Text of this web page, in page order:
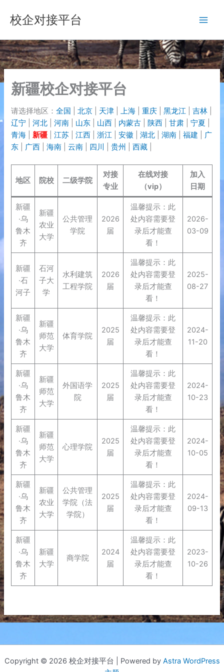
容
校企对接平台
新疆校企对接平台
请选择地区：全国 |北京 天津 |上海 |重庆 |黑龙江 |吉林
辽宁 |河北 |河南 山东 山西 内蒙古 陕西 |甘肃 |宁夏
青海 |新疆 |江苏 |江西 |浙江 |安徽 |湖北 |湖南 |福建
广
东
广西 |海南 |云南 四川 |贵州 |西藏
地区 院校 二级学院
对接
专业
在线对接
（vip）
加入
日期
新疆
·乌
鲁木
齐
新疆
农业
大学
公共管理
学院
2026
届
温馨提示：此
处内容需要登
录后才能查
看！
2026-
03-09
新疆
·石
河子
石河
子大
学
水利建筑
工程学院
2026
届
温馨提示：此
处内容需要登
录后才能查
看！
2025-
08-27
新疆
·乌
鲁木
齐
新疆
师范
大学
体育学院
2025
届
温馨提示：此
处内容需要登
录后才能查
看！
2024-
11-20
新疆
·乌
鲁木
齐
新疆
师范
大学
外国语学
院
2025
届
温馨提示：此
处内容需要登
录后才能查
看！
2024-
10-23
新疆
·乌
鲁木
齐
新疆
师范
大学
心理学院
2025
届
温馨提示：此
处内容需要登
录后才能查
看！
2024-
10-05
新疆
·乌
鲁木
齐
新疆
农业
大学
公共管理
学院（法
学院）
2025
届
温馨提示：此
处内容需要登
录后才能查
看！
2024-
09-13
新疆
·乌
鲁木
齐
新疆
大学
商学院
2024
届
温馨提示：此
处内容需要登
录后才能查
看！
2023-
10-26
Copyright © 2026 校企对接平台 | Powered by Astra WordPress